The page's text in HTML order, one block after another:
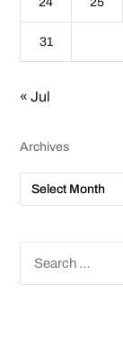
31
« Jul
Archives
A
c
v
S
r